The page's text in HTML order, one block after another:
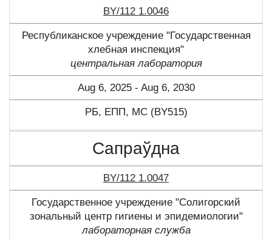
BY/112 1.0046
Республиканское учреждение "Государственная
хлебная инспекция"
центральная лаборатория
Aug 6, 2025 - Aug 6, 2030
РБ, ЕПП, МС (BY515)
Сапраўдна
BY/112 1.0047
Государственное учреждение "Солигорский
зональный центр гигиены и эпидемиологии"
лабораторная служба